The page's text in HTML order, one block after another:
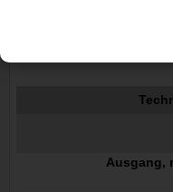
Ausgang,